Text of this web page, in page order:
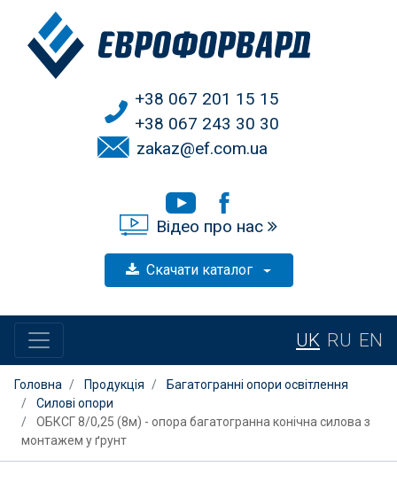
+38 067 201 15 15
+38 067 243 30 30
zakaz@ef.com.ua
Відео про нас
Скачати каталог
UK RU EN
Головна Продукція
Багатогранні опори освітлення
Силові опори
ОБКСГ 8/0,25 (8м) - опора багатогранна конічна силова з
монтажем у ґрунт